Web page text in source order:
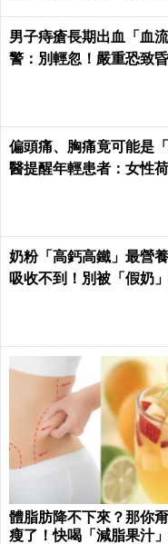
男子痔瘡長期出血「血
警：別輕忽！嚴重恐致
偏頭痛、胸痛竟可能是
醫提醒年輕患者：女性
奶粉「高鈣高鐵」最營
吸收不到！別被「假奶
體脂肪降不下來？那你
瘦了！快喝「減脂果汁